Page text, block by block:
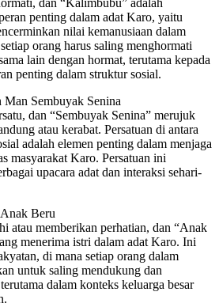
dan “Kalimbubu” adalah
penting dalam adat Karo, yaitu
nilai kemanusiaan dalam
orang harus saling menghormati
lain dengan hormat, terutama kepada
penting dalam struktur sosial.
Man Sembuyak Senina
dan “Sembuyak Senina” merujuk
atau kerabat. Persatuan di antara
adalah elemen penting dalam menjaga
masyarakat Karo. Persatuan ini
upacara adat dan interaksi sehari-
Beru
atau memberikan perhatian, dan “Anak
menerima istri dalam adat Karo. Ini
di mana setiap orang dalam
untuk saling mendukung dan
dalam konteks keluarga besar